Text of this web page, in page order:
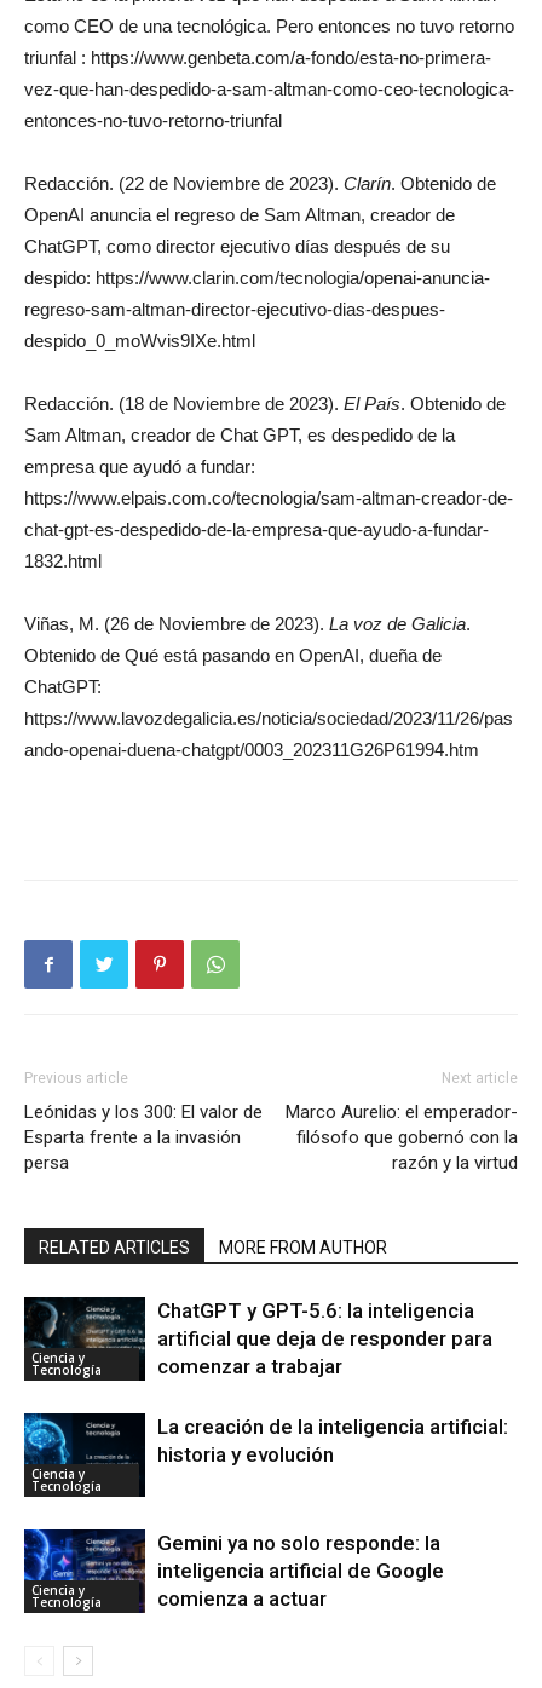
como CEO de una tecnológica. Pero entonces no tuvo retorno
triunfal : https://www.genbeta.com/a-fondo/esta-no-primera-
vez-que-han-despedido-a-sam-altman-como-ceo-tecnologica-
entonces-no-tuvo-retorno-triunfal
Redacción. (22 de Noviembre de 2023). Clarín. Obtenido de
OpenAI anuncia el regreso de Sam Altman, creador de
ChatGPT, como director ejecutivo días después de su
despido: https://www.clarin.com/tecnologia/openai-anuncia-
regreso-sam-altman-director-ejecutivo-dias-despues-
despido_0_moWvis9IXe.html
Redacción. (18 de Noviembre de 2023). El País. Obtenido de
Sam Altman, creador de Chat GPT, es despedido de la
empresa que ayudó a fundar:
https://www.elpais.com.co/tecnologia/sam-altman-creador-de-
chat-gpt-es-despedido-de-la-empresa-que-ayudo-a-fundar-
1832.html
Viñas, M. (26 de Noviembre de 2023). La voz de Galicia.
Obtenido de Qué está pasando en OpenAI, dueña de
ChatGPT:
https://www.lavozdegalicia.es/noticia/sociedad/2023/11/26/pas
ando-openai-duena-chatgpt/0003_202311G26P61994.htm
Previous article
Leónidas y los 300: El valor de
Esparta frente a la invasión
persa
Next article
Marco Aurelio: el emperador-
filósofo que gobernó con la
razón y la virtud
RELATED ARTICLES MORE FROM AUTHOR
Ciencia y
Tecnología
ChatGPT y GPT-5.6: la inteligencia
artificial que deja de responder para
comenzar a trabajar
Ciencia y
Tecnología
La creación de la inteligencia artificial:
historia y evolución
Ciencia y
Tecnología
Gemini ya no solo responde: la
inteligencia artificial de Google
comienza a actuar